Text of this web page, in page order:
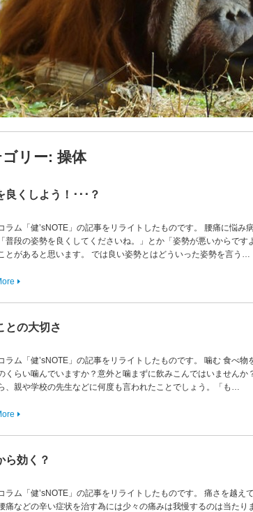
リー: 操体
良くしよう！･･･？
ラム「健’sNOTE」の記事をリライトしたものです。 腰痛に悩み
普段の姿勢を良くしてくださいね。」とか「姿勢が悪いからです
とがあると思います。 では良い姿勢とはどういった姿勢を言う…
との大切さ
ラム「健’sNOTE」の記事をリライトしたものです。 噛む 食べ物
くらい噛んでいますか？意外と噛まずに飲みこんではいません
、親や学校の先生などに何度も言われたことでしょう。「も…
ら効く？
ラム「健’sNOTE」の記事をリライトしたものです。 痛さを越え
痛などの辛い症状を治す為には少々の痛みは我慢するのは当たり